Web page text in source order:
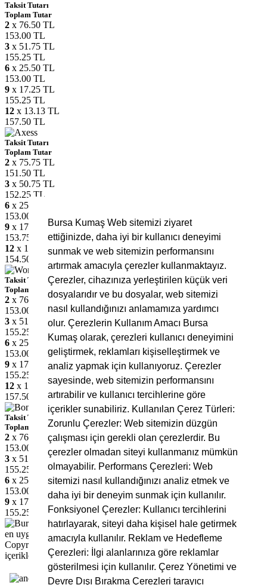
Bursa Kumaş Web sitemizi ziyaret
ettiğinizde, daha iyi bir kullanıcı deneyimi
sunmak ve web sitemizin performansını
artırmak amacıyla çerezler kullanmaktayız.
Çerezler, cihazınıza yerleştirilen küçük veri
dosyalarıdır ve bu dosyalar, web sitemizi
nasıl kullandığınızı anlamamıza yardımcı
olur. Çerezlerin Kullanım Amacı Bursa
Kumaş olarak, çerezleri kullanıcı deneyimini
geliştirmek, reklamları kişiselleştirmek ve
analiz yapmak için kullanıyoruz. Çerezler
sayesinde, web sitemizin performansını
artırabilir ve kullanıcı tercihlerine göre
içerikler sunabiliriz. Kullanılan Çerez Türleri:
Zorunlu Çerezler: Web sitemizin düzgün
çalışması için gerekli olan çerezlerdir. Bu
çerezler olmadan siteyi kullanmanız mümkün
olmayabilir. Performans Çerezleri: Web
sitemizi nasıl kullandığınızı analiz etmek ve
daha iyi bir deneyim sunmak için kullanılır.
Fonksiyonel Çerezler: Kullanıcı tercihlerini
hatırlayarak, siteyi daha kişisel hale getirmek
amacıyla kullanılır. Reklam ve Hedefleme
Çerezleri: İlgi alanlarınıza göre reklamlar
gösterilmesi için kullanılır. Çerez Yönetimi ve
Devre Dışı Bırakma Çerezleri tarayıcı
Taksit Tutarı
Toplam Tutar
2 x 76.50 TL
153.00 TL
3 x 51.75 TL
155.25 TL
6 x 25.50 TL
153.00 TL
9 x 17.25 TL
155.25 TL
12 x 13.13 TL
157.50 TL
Taksit Tutarı
Toplam Tutar
2 x 75.75 TL
151.50 TL
3 x 50.75 TL
152.25 TL
6 x 25.50 TL
153.00 TL
9 x 17.08 TL
153.75 TL
12 x 12.88 TL
154.50 TL
Taksit Tutarı
Toplam Tutar
2 x 76.50 TL
153.00 TL
3 x 51.75 TL
155.25 TL
6 x 25.50 TL
153.00 TL
9 x 17.25 TL
155.25 TL
12 x 13.13 TL
157.50 TL
Taksit Tutarı
Toplam Tutar
2 x 76.50 TL
153.00 TL
3 x 51.75 TL
155.25 TL
6 x 25.50 TL
153.00 TL
9 x 17.25 TL
155.25 TL
Copyright © 2025 Bursa Kumaş, Tüm Hakları Saklıdır. Site
içerikleri ve görsellerin izinsiz kullanımı yasaktır.